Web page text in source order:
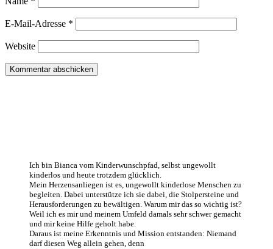
E-Mail-Adresse *
Website
Ich bin Bianca vom Kinderwunschpfad, selbst ungewollt
kinderlos und heute trotzdem glücklich.
Mein Herzensanliegen ist es, ungewollt kinderlose Menschen zu
begleiten. Dabei unterstütze ich sie dabei, die Stolpersteine und
Herausforderungen zu bewältigen. Warum mir das so wichtig ist?
Weil ich es mir und meinem Umfeld damals sehr schwer gemacht
und mir keine Hilfe geholt habe.
Daraus ist meine Erkenntnis und Mission entstanden: Niemand
darf diesen Weg allein gehen, denn